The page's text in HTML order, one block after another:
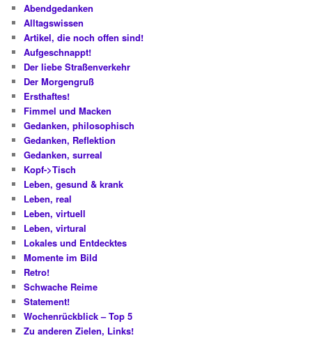
Abendgedanken
Alltagswissen
Artikel, die noch offen sind!
Aufgeschnappt!
Der liebe Straßenverkehr
Der Morgengruß
Ersthaftes!
Fimmel und Macken
Gedanken, philosophisch
Gedanken, Reflektion
Gedanken, surreal
Kopf->Tisch
Leben, gesund & krank
Leben, real
Leben, virtuell
Leben, virtural
Lokales und Entdecktes
Momente im Bild
Retro!
Schwache Reime
Statement!
Wochenrückblick – Top 5
Zu anderen Zielen, Links!